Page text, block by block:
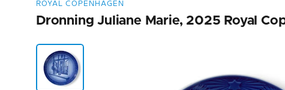
ROYAL COPENHAGEN
Dronning Juliane Marie, 2025 Royal